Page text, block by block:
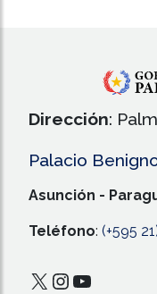
Dirección:
Palacio
Asunción -
Teléfono: (+595
X Instagram
YouTube